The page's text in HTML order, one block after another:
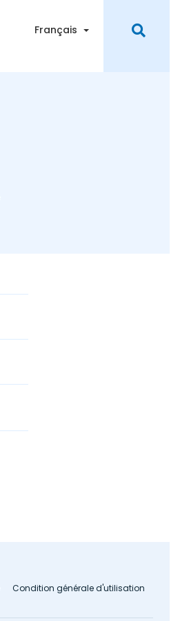
Français Toggle Dropdown
Condition générale d'utilisation